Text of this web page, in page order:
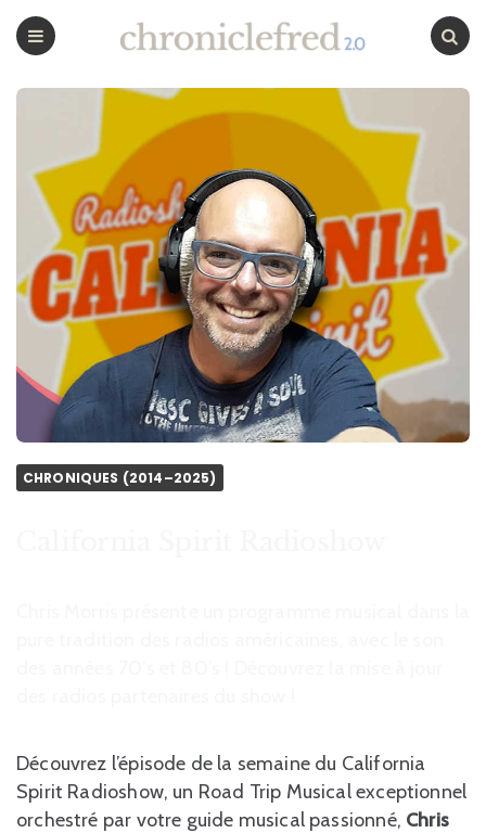
CHRONICLEFRED
CHRONIQUES (2014–2025)
Découvrez l’épisode de la semaine du California
Spirit Radioshow, un Road Trip Musical exceptionnel
orchestré par votre guide musical passionné, Chris